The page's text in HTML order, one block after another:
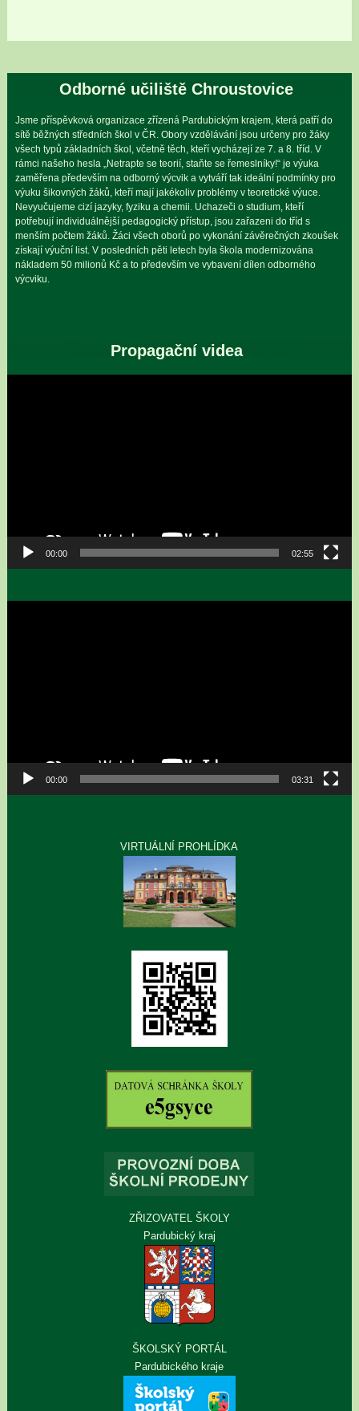
Odborné učiliště Chroustovice
Jsme příspěvková organizace zřízená Pardubickým krajem, která patří do
sítě běžných středních škol v ČR. Obory vzdělávání jsou určeny pro žáky
všech typů základních škol, včetně těch, kteří vycházejí ze 7. a 8. tříd. V
rámci našeho hesla „Netrapte se teorií, staňte se řemeslníky!“ je výuka
zaměřena především na odborný výcvik a vytváří tak ideální podmínky pro
výuku šikovných žáků, kteří mají jakékoliv problémy v teoretické výuce.
Nevyučujeme cizí jazyky, fyziku a chemii. Uchazeči o studium, kteří
potřebují individuálnější pedagogický přístup, jsou zařazeni do tříd s
menším počtem žáků. Žáci všech oborů po vykonání závěrečných zkoušek
získají výuční list. V posledních pěti letech byla škola modernizována
nákladem 50 milionů Kč a to především ve vybavení dílen odborného
výcviku.
Propagační videa
00:00 02:55
00:00 03:31
VIRTUÁLNÍ PROHLÍDKA
ZŘIZOVATEL ŠKOLY
Pardubický kraj
ŠKOLSKÝ PORTÁL
Pardubického kraje